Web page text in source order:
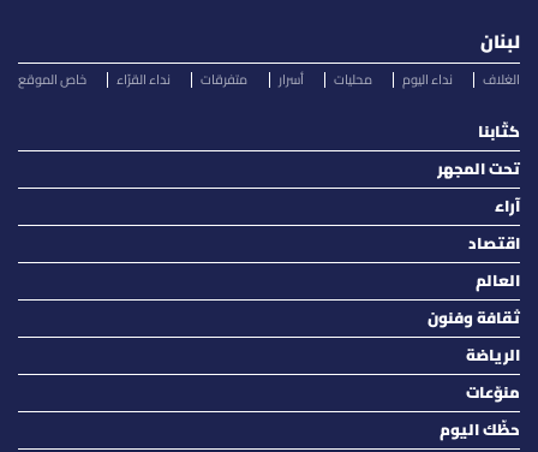
لبنان
الغلاف نداء اليوم محليات أسرار متفرقات نداء القرّاء خاص الموقع
كتّابنا
تحت المجهر
آراء
اقتصاد
العالم
ثقافة وفنون
الرياضة
منوّعات
حظّك اليوم